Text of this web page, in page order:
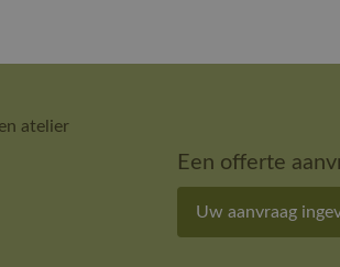
atelier
Een offerte
Uw aanvraag